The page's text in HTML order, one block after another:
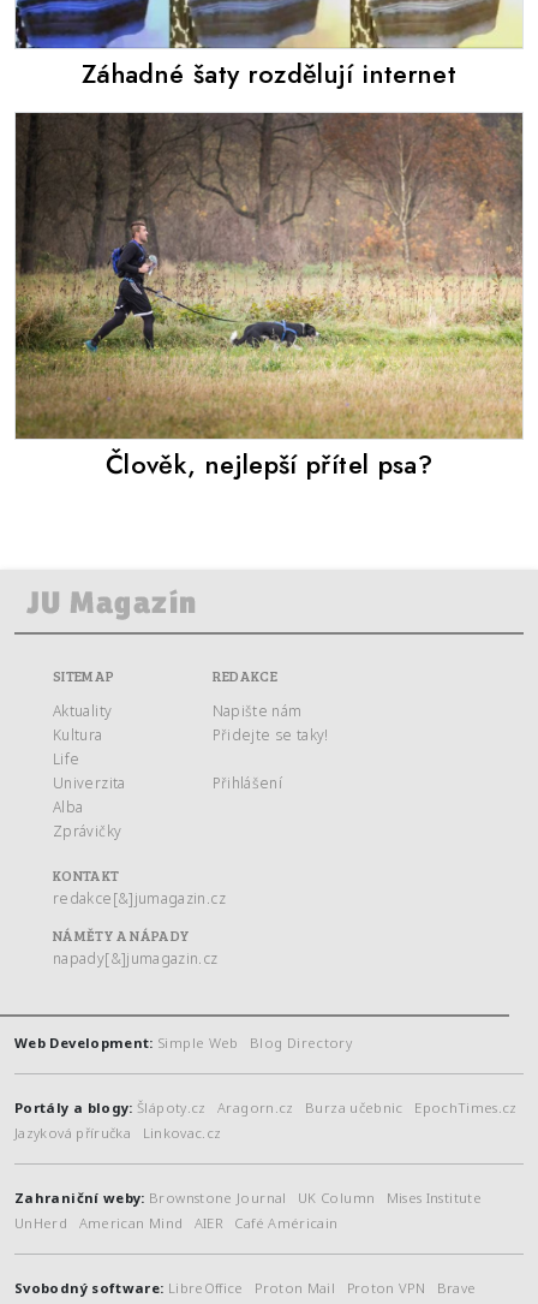
Záhadné šaty rozdělují internet
Člověk, nejlepší přítel psa?
SITEMAP
Aktuality
Kultura
Life
Univerzita
Alba
Zprávičky
REDAKCE
Napište nám
Přidejte se taky!
Přihlášení
KONTAKT
redakce[&]jumagazin.cz
NÁMĚTY A NÁPADY
napady[&]jumagazin.cz
Web Development: Simple Web Blog Directory
Portály a blogy:Šlápoty.cz Aragorn.cz Burza učebnic
EpochTimes.cz
Jazyková příručka
Linkovac.cz
Zahraniční weby: Brownstone Journal UK Column
Mises Institute
UnHerd
American Mind AIER Café Américain
Svobodný software: LibreOffice Proton Mail Proton VPN
Brave